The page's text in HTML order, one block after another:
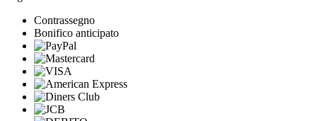
Contrassegno
Bonifico anticipato